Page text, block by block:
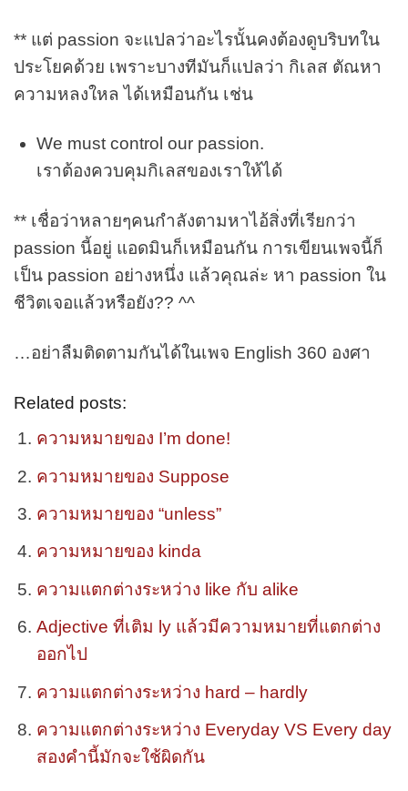
** แต่ passion จะแปลว่าอะไรนั้นคงต้องดูบริบทใน
ประโยคด้วย เพราะบางทีมันก็แปลว่า กิเลส ตัณหา
ความหลงใหล ได้เหมือนกัน เช่น
We must control our passion.
เราต้องควบคุมกิเลสของเราให้ได้
** เชื่อว่าหลายๆคนกำลังตามหาไอ้สิ่งที่เรียกว่า
passion นี้อยู่ แอดมินก็เหมือนกัน การเขียนเพจนี้ก็
เป็น passion อย่างหนึ่ง แล้วคุณล่ะ หา passion ใน
ชีวิตเจอแล้วหรือยัง?? ^^
…อย่าลืมติดตามกันได้ในเพจ English 360 องศา
Related posts:
ความหมายของ I’m done!
ความหมายของ Suppose
ความหมายของ “unless”
ความหมายของ kinda
ความแตกต่างระหว่าง like กับ alike
Adjective ที่เติม ly แล้วมีความหมายที่แตกต่าง
ออกไป
ความแตกต่างระหว่าง hard – hardly
ความแตกต่างระหว่าง Everyday VS Every day
สองคำนี้มักจะใช้ผิดกัน